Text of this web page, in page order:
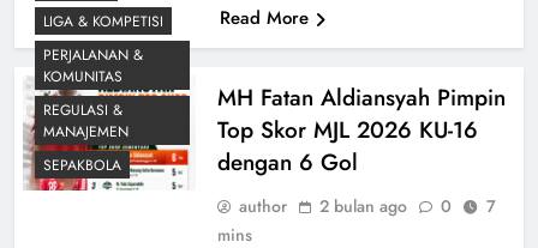
Read More
LIGA & KOMPETISI
PERJALANAN &
KOMUNITAS
REGULASI &
MANAJEMEN
SEPAKBOLA
MH Fatan Aldiansyah Pimpin
Top Skor MJL 2026 KU-16
dengan 6 Gol
author 2 bulan ago 0
7
mins